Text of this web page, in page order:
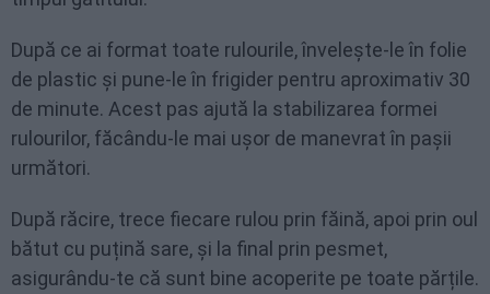
După ce ai format toate rulourile, învelește-le în folie
de plastic și pune-le în frigider pentru aproximativ 30
de minute. Acest pas ajută la stabilizarea formei
rulourilor, făcându-le mai ușor de manevrat în pașii
următori.
După răcire, trece fiecare rulou prin făină, apoi prin oul
bătut cu puțină sare, și la final prin pesmet,
asigurându-te că sunt bine acoperite pe toate părțile.